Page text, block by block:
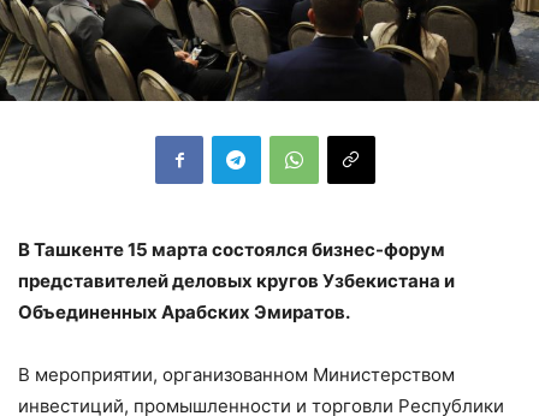
В Ташкенте 15 марта состоялся бизнес-форум
представителей деловых кругов Узбекистана и
Объединенных Арабских Эмиратов.
В мероприятии, организованном Министерством
инвестиций, промышленности и торговли Республики